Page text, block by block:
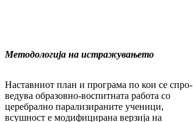
Методологија на истражувањето
Наставниот план и програма по кои се спро­
ве­ду­ва образовно-воспитната работа со
церебрал­но парализираните ученици,
всушност е моди­фи­цирана верзија на